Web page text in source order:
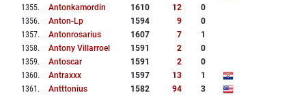
1355. Antonkamordin 1610 12
0
1356. Anton-Lp 1594 9
0
1357. Antonrosarius 1607 7
1
1358. Antony Villarroel 1591 2
0
1359. Antoscar 1591 2
0
1360. Antraxxx 1597 13
1
1361 . Antttonius 1582 94
3